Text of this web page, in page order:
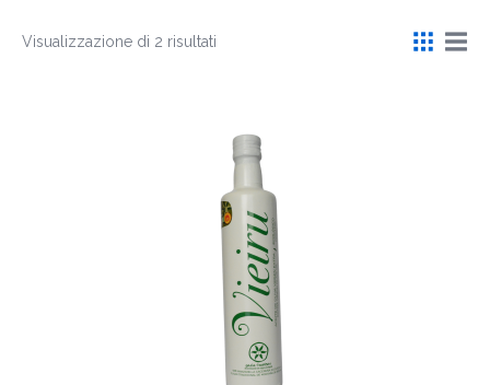
Visualizzazione di 2 risultati